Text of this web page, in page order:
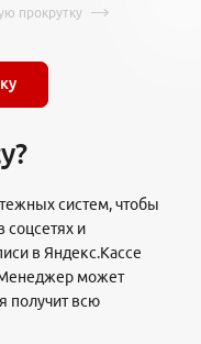
систем, чтобы
соцсетях и
в Яндекс.Кассе
Менеджер может
получит всю